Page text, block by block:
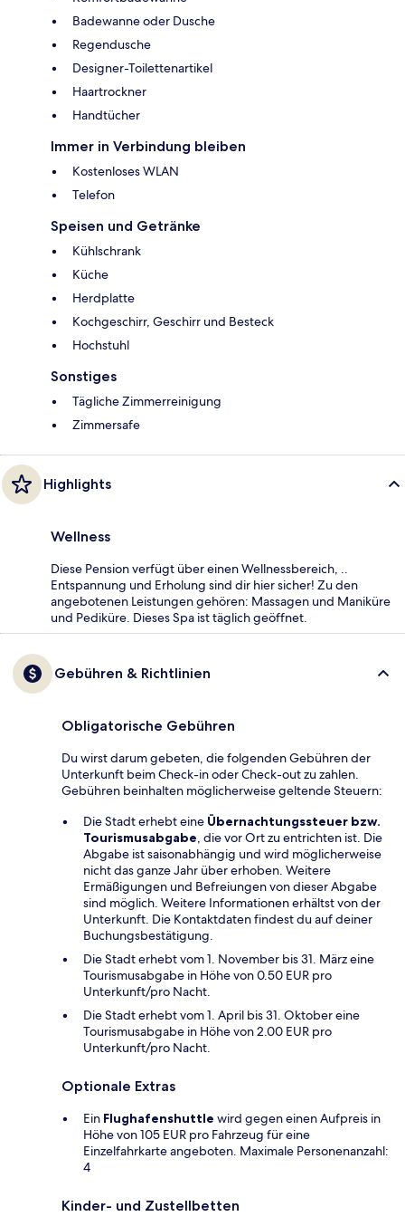
Badewanne oder Dusche
Regendusche
Designer-Toilettenartikel
Haartrockner
Handtücher
Immer in Verbindung bleiben
Kostenloses WLAN
Telefon
Speisen und Getränke
Kühlschrank
Küche
Herdplatte
Kochgeschirr, Geschirr und Besteck
Hochstuhl
Sonstiges
Tägliche Zimmerreinigung
Zimmersafe
Highlights
Wellness
Diese Pension verfügt über einen Wellnessbereich, ..
Entspannung und Erholung sind dir hier sicher! Zu den
angebotenen Leistungen gehören: Massagen und Maniküre
und Pediküre. Dieses Spa ist täglich geöffnet.
Gebühren & Richtlinien
Obligatorische Gebühren
Du wirst darum gebeten, die folgenden Gebühren der
Unterkunft beim Check-in oder Check-out zu zahlen.
Gebühren beinhalten möglicherweise geltende Steuern:
Die Stadt erhebt eine Übernachtungssteuer bzw.
Tourismusabgabe, die vor Ort zu entrichten ist. Die
Abgabe ist saisonabhängig und wird möglicherweise
nicht das ganze Jahr über erhoben. Weitere
Ermäßigungen und Befreiungen von dieser Abgabe
sind möglich. Weitere Informationen erhältst von der
Unterkunft. Die Kontaktdaten findest du auf deiner
Buchungsbestätigung.
Die Stadt erhebt vom 1. November bis 31. März eine
Tourismusabgabe in Höhe von 0.50 EUR pro
Unterkunft/pro Nacht.
Die Stadt erhebt vom 1. April bis 31. Oktober eine
Tourismusabgabe in Höhe von 2.00 EUR pro
Unterkunft/pro Nacht.
Optionale Extras
Ein Flughafenshuttle wird gegen einen Aufpreis in
Höhe von 105 EUR pro Fahrzeug für eine
Einzelfahrkarte angeboten. Maximale Personenanzahl:
4
Kinder- und Zustellbetten